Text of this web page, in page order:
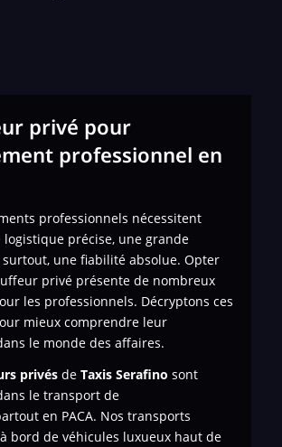
privé pour
professionnel en
professionnels nécessitent
logistique précise, une grande
une fiabilité absolue. Opter
privé présente de nombreux
les professionnels. Décryptons ces
mieux comprendre leur
le monde des affaires.
privés de Taxis Serafino sont
le transport de
en PACA. Nos transports
bord de véhicules luxueux haut de